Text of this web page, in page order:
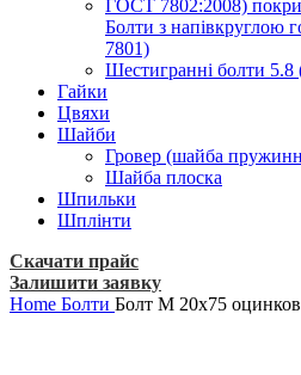
Болти з напівкруглою
7801)
Шестигранні болти
Гайки
Цвяхи
Шайби
Гровер (шайба
Шайба плоска
Шпильки
Шплінти
Скачати прайс
Залишити заявку
Home Болти Болт М 20х75